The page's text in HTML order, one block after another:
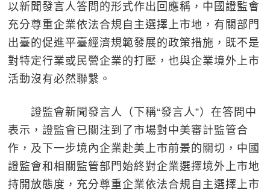
以新聞發言人答問的形式作出回應稱，中國證監會
充分尊重企業依法合規自主選擇上市地，有關部門
出臺的促進平臺經濟規範發展的政策措施，既不是
對特定行業或民營企業的打壓，也與企業境外上市
活動沒有必然聯繫。
證監會新聞發言人（下稱“發言人”）在答問中
表示，證監會已關注到了市場對中美審計監管合
作，及下一步境內企業赴美上市前景的關切，中國
證監會和相關監管部門始終對企業選擇境外上市地
持開放態度，充分尊重企業依法合規自主選擇上市